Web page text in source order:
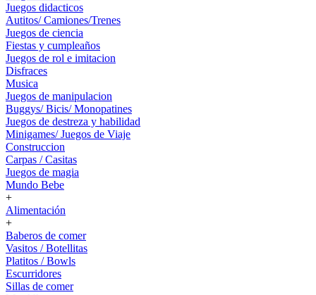
Juegos didacticos
Autitos/ Camiones/Trenes
Juegos de ciencia
Fiestas y cumpleaños
Juegos de rol e imitacion
Disfraces
Musica
Juegos de manipulacion
Buggys/ Bicis/ Monopatines
Juegos de destreza y habilidad
Minigames/ Juegos de Viaje
Construccion
Carpas / Casitas
Juegos de magia
Mundo Bebe
+
Alimentación
+
Baberos de comer
Vasitos / Botellitas
Platitos / Bowls
Escurridores
Sillas de comer